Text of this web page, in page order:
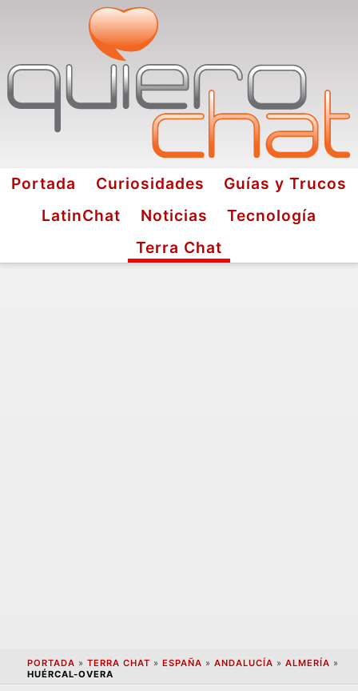
Portada Curiosidades
Guías y Trucos
LatinChat
Noticias
Tecnología
Terra Chat
PORTADA » TERRA CHAT » ESPAÑA » ANDALUCÍA » ALMERÍA »
HUÉRCAL-OVERA